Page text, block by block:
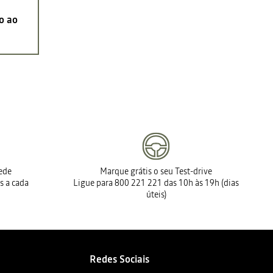
ao
a cada
Marque grátis o seu Test-drive
Ligue para 800 221 221 das 10h às 19h (dias
úteis)
Redes Sociais